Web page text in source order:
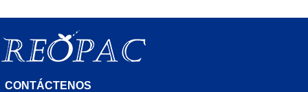
CONTÁCTENOS